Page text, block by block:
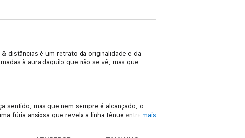
distâncias é um retrato da originalidade e da
à aura daquilo que não se vê, mas que
sentido, mas que nem sempre é alcançado, o
fúria ansiosa que revela a linha tênue entre omais